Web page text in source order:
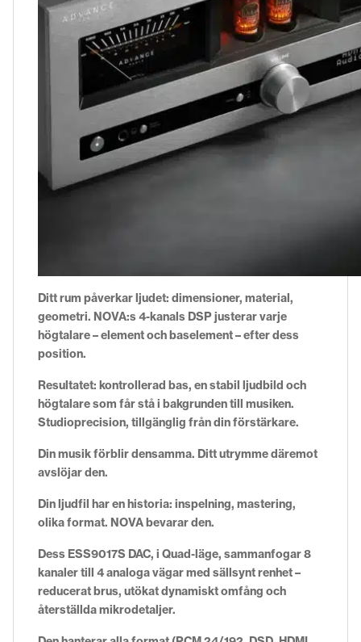
Ditt rum påverkar ljudet: dimensioner, material,
geometri. NOVA:s 4-kanals DSP justerar varje
högtalare – element och baselement – ​​efter dess
position.
Resultatet: kontrollerad bas, en stabil ljudbild och
högtalare som får stå i bakgrunden till musiken.
Studioprecision, tillgänglig från din förstärkare.
Din musik förblir densamma. Ditt utrymme däremot
avslöjar den.
Din ljudfil har en historia: inspelning, mastering,
olika format. NOVA bevarar den.
Dess ESS9017S DAC, i Quad-läge, sammanfogar 8
kanaler till 4 analoga vägar med sällsynt renhet –
reducerat brus, utökat dynamiskt omfång och
återställda mikrodetaljer.